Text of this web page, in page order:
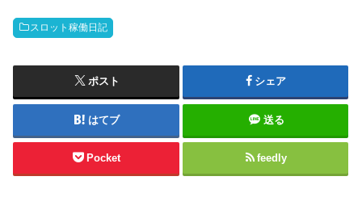
スロット稼働日記
ポスト シェア
はてブ 送る
Pocket feedly